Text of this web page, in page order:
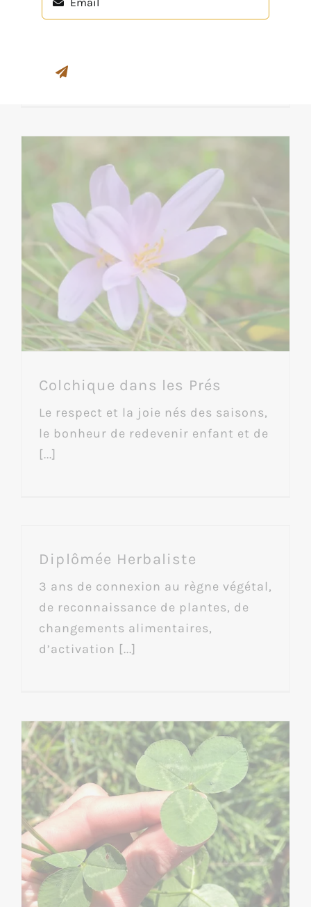
Une révolution solaire, c'est le soleil
les 12 signes [...]
Colchique dans les Prés
Le respect et la joie nés des saisons,
le bonheur de redevenir enfant et de
[...]
Diplômée Herbaliste
3 ans de connexion au règne végétal,
de reconnaissance de plantes, de
changements alimentaires,
d’activation [...]